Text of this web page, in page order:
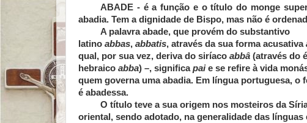
ABADE - é a função e o título do monge
abadia. Tem a dignidade de Bispo, mas não é
A palavra abade, que provém do substantivo
latino abbas, abbatis, através da sua forma acusativa
qual, por sua vez, deriva do siríaco abbâ (através do
hebraico abba) –, significa pai e se refire à vida
quem governa uma abadia. Em língua portuguesa, o
é abadessa.
O título teve a sua origem nos mosteiros da
oriental, sendo adotado, na generalidade das